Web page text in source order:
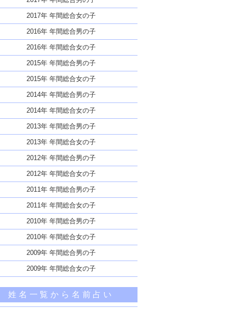
2017年 年間総合女の子
2016年 年間総合男の子
2016年 年間総合女の子
2015年 年間総合男の子
2015年 年間総合女の子
2014年 年間総合男の子
2014年 年間総合女の子
2013年 年間総合男の子
2013年 年間総合女の子
2012年 年間総合男の子
2012年 年間総合女の子
2011年 年間総合男の子
2011年 年間総合女の子
2010年 年間総合男の子
2010年 年間総合女の子
2009年 年間総合男の子
2009年 年間総合女の子
姓名一覧から名前占い